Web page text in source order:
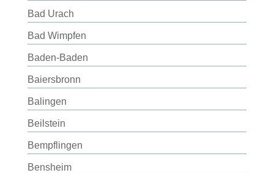
Bad Urach
Bad Wimpfen
Baden-Baden
Baiersbronn
Balingen
Beilstein
Bempflingen
Bensheim